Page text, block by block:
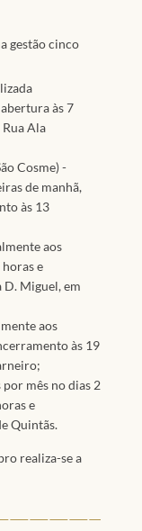
gestão cinco
às 7
Ala
Cosme) -
de manhã,
às 13
aos
e
D. Miguel, em
aos
às 19
por mês no dias 2
e
Quintãs.
realiza-se a